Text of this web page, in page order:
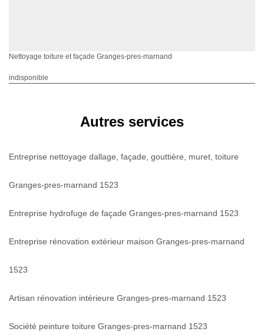
Nettoyage toiture et façade Granges-pres-marnand
indisponible
Autres services
Entreprise nettoyage dallage, façade, gouttière, muret, toiture
Granges-pres-marnand 1523
Entreprise hydrofuge de façade Granges-pres-marnand 1523
Entreprise rénovation extérieur maison Granges-pres-marnand
1523
Artisan rénovation intérieure Granges-pres-marnand 1523
Société peinture toiture Granges-pres-marnand 1523